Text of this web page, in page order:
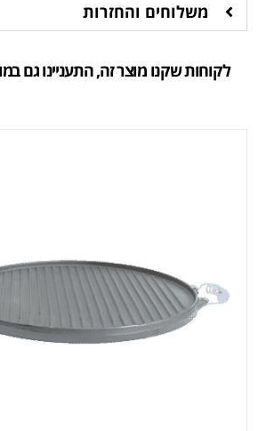
משלוחים והחזרות
לקוחות שקנו מוצר זה, התעניינו גם